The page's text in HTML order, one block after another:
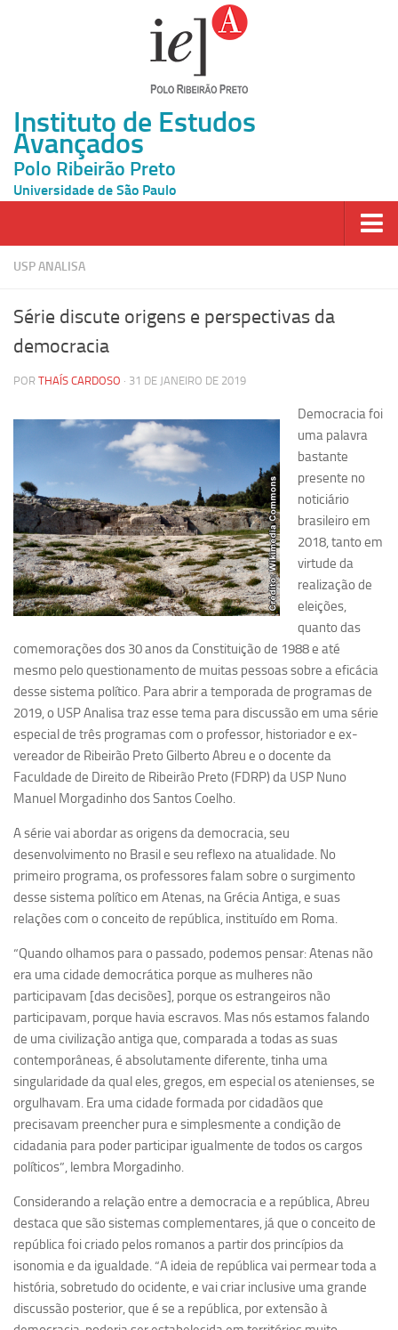
Instituto de Estudos
Avançados
Polo Ribeirão Preto
Universidade de São Paulo
Página Inicial
Inscrição
Pesquisa
Grupos de Estudo
Carreira Docente de Impacto
Ciência, Arte, Educação e Sociedade: CienArtES
Grupo de Estudos Avançados em Tecnologia e Informação
em Saúde com foco em Populações Vulneráveis
(Confluencia)
Grupos de estudo encerrados
Grupos de Pesquisa
Criminologia Experimental e Segurança Pública
Direito e Tecnologia (Tech Law)
Grupo de Pesquisa GPUBLIC – Centro de Estudos em Gestão
e Políticas Públicas Contemporâneas
Grupos de pesquisa encerrados
Ano Sabático
Daniel Domingues dos Santos
Cíntia Rosa Pereira de Lima
Cristina Godoy Bernardo de Oliveira (FDRP)
Evandro Eduardo Seron Ruiz
Fabiana Cristina Severi (FDRP)
Fernando de Lima Caneppele
Geciane Silveira Porto
Professor Sênior
Professores Seniores Encerrados
Institucional
Equipe
Estrutura do polo
Espaço de Eventos
Projetos
USP ANALISA
Série discute origens e perspectivas da
democracia
POR THAÍS CARDOSO · 31 DE JANEIRO DE 2019
Democracia foi
uma palavra
bastante
presente no
noticiário
brasileiro em
2018, tanto em
virtude da
realização de
eleições,
quanto das
comemorações dos 30 anos da Constituição de 1988 e até
mesmo pelo questionamento de muitas pessoas sobre a eficácia
desse sistema político. Para abrir a temporada de programas de
2019, o USP Analisa traz esse tema para discussão em uma série
especial de três programas com o professor, historiador e ex-
vereador de Ribeirão Preto Gilberto Abreu e o docente da
Faculdade de Direito de Ribeirão Preto (FDRP) da USP Nuno
Manuel Morgadinho dos Santos Coelho.
A série vai abordar as origens da democracia, seu
desenvolvimento no Brasil e seu reflexo na atualidade. No
primeiro programa, os professores falam sobre o surgimento
desse sistema político em Atenas, na Grécia Antiga, e suas
relações com o conceito de república, instituído em Roma.
“Quando olhamos para o passado, podemos pensar: Atenas não
era uma cidade democrática porque as mulheres não
participavam [das decisões], porque os estrangeiros não
participavam, porque havia escravos. Mas nós estamos falando
de uma civilização antiga que, comparada a todas as suas
contemporâneas, é absolutamente diferente, tinha uma
singularidade da qual eles, gregos, em especial os atenienses, se
orgulhavam. Era uma cidade formada por cidadãos que
precisavam preencher pura e simplesmente a condição de
cidadania para poder participar igualmente de todos os cargos
políticos”, lembra Morgadinho.
Considerando a relação entre a democracia e a república, Abreu
destaca que são sistemas complementares, já que o conceito de
república foi criado pelos romanos a partir dos princípios da
isonomia e da igualdade. “A ideia de república vai permear toda a
história, sobretudo do ocidente, e vai criar inclusive uma grande
discussão posterior, que é se a república, por extensão à